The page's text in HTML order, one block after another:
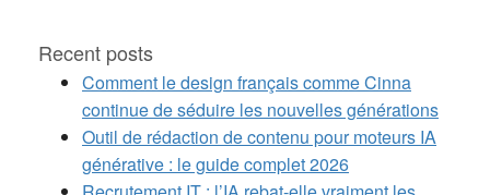
Recent posts
Comment le design français comme Cinna
continue de séduire les nouvelles générations
Outil de rédaction de contenu pour moteurs IA
générative : le guide complet 2026